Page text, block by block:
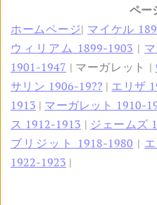
ペー
ホームページ| マイケル
ウィリアム 1899-1903 |
1901-1947 | マーガレット |
サリン 1906-19?? | エリザ
1913 | マーガレット 1910-
ス 1912-1913 | ジェームズ
ブリジット 1918-1980 |
1922-1923 |